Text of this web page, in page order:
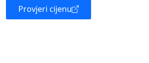
Provjeri cijenu